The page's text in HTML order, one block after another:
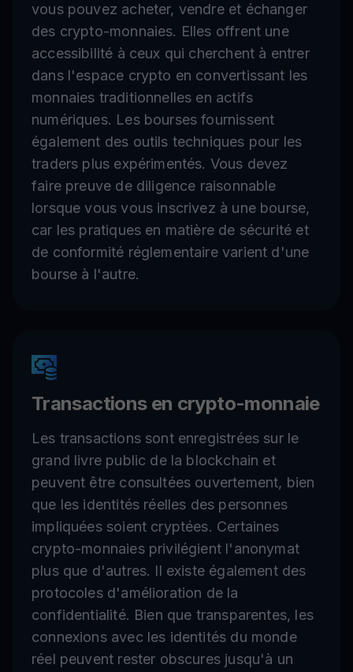
vous pouvez acheter, vendre et échanger
des crypto-monnaies. Elles offrent une
accessibilité à ceux qui cherchent à entrer
dans l'espace crypto en convertissant les
monnaies traditionnelles en actifs
numériques. Les bourses fournissent
également des outils techniques pour les
traders plus expérimentés. Vous devez
faire preuve de diligence raisonnable
lorsque vous vous inscrivez à une bourse,
car les pratiques en matière de sécurité et
de conformité réglementaire varient d'une
bourse à l'autre.
Transactions en crypto-monnaie
Les transactions sont enregistrées sur le
grand livre public de la blockchain et
peuvent être consultées ouvertement, bien
que les identités réelles des personnes
impliquées soient cryptées. Certaines
crypto-monnaies privilégient l'anonymat
plus que d'autres. Il existe également des
protocoles d'amélioration de la
confidentialité. Bien que transparentes, les
connexions avec les identités du monde
réel peuvent rester obscures jusqu'à un